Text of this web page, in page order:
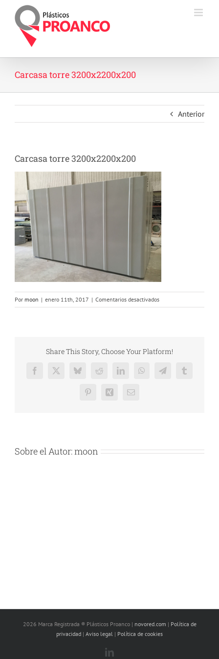
Saltar
contenido
Carcasa torre 3200x2200x200
Anterior
Carcasa torre 3200x2200x200
Por moon | enero 11th, 2017 | Comentarios desactivadosen
Carcasa
Share This Story, Choose Your Platform!
Facebook
X BlueskyReddit LinkedInWhatsAppTelegramTumblr
PinterestXing
Correo
Sobre el Autor:moon
2026 Marca Registrada ® Plásticos Proanco | novored.com | Política de
privacidad | Aviso legal | Política de cookies
LinkedIn